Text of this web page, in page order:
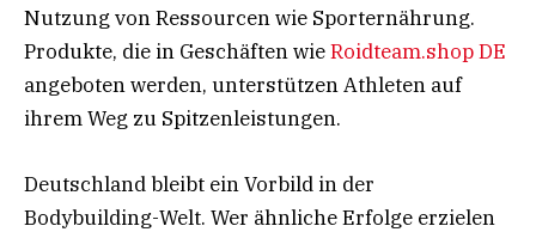
Nutzung von Ressourcen wie Sporternährung.
Produkte, die in Geschäften wieRoidteam.shop DE
angeboten werden, unterstützen Athleten auf
ihrem Weg zu Spitzenleistungen.
Deutschland bleibt ein Vorbild in der
Bodybuilding-Welt. Wer ähnliche Erfolge erzielen